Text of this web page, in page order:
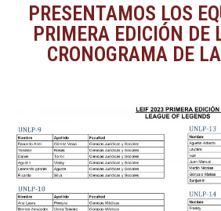
PRESENTAMOS LOS
PRIMERA EDICIÓN DE
CRONOGRAMA DE